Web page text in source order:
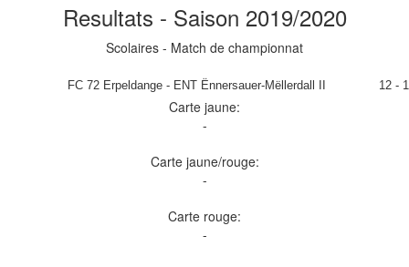
Resultats - Saison 2019/2020
Scolaires - Match de championnat
FC 72 Erpeldange - ENT Ënnersauer-Mëllerdall II 12 - 1
Carte jaune:
-
Carte jaune/rouge:
-
Carte rouge:
-